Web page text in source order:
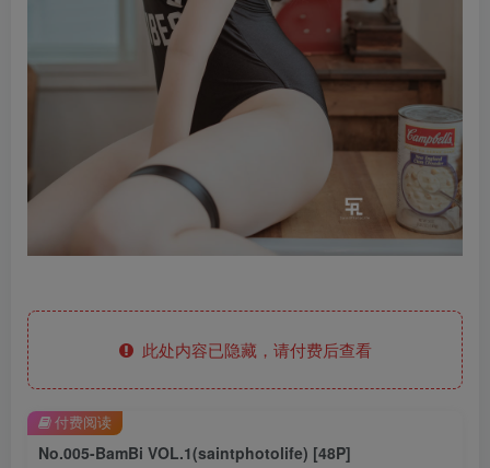
此处内容已隐藏，请付费后查看
No.005-BamBi VOL.1(saintphotolife) [48P]
付费阅读